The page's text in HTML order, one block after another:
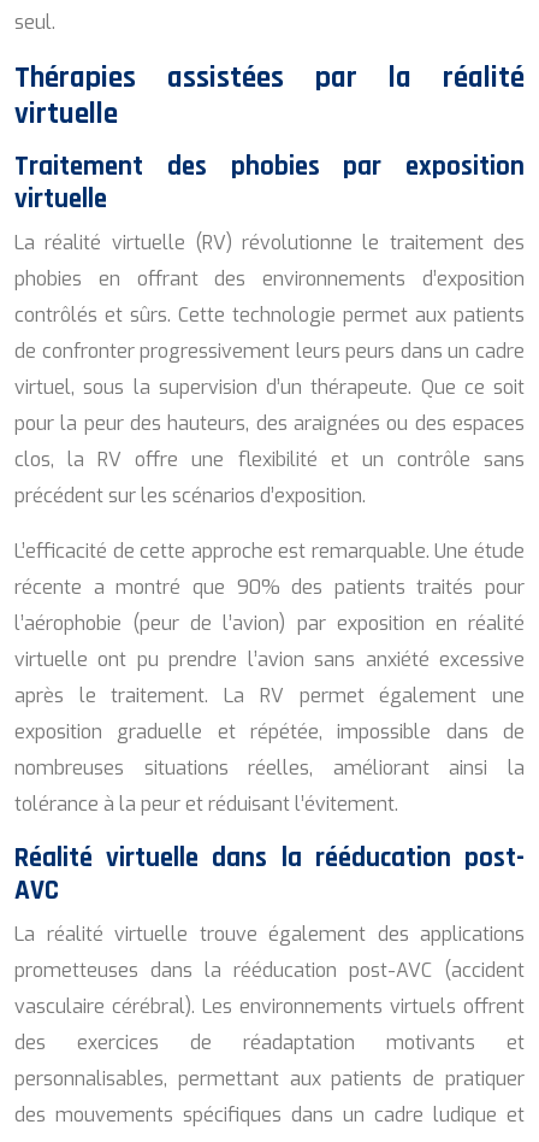
seul.
Thérapies assistées par la réalité
virtuelle
Traitement des phobies par exposition
virtuelle
La réalité virtuelle (RV) révolutionne le traitement des
phobies en offrant des environnements d’exposition
contrôlés et sûrs. Cette technologie permet aux patients
de confronter progressivement leurs peurs dans un cadre
virtuel, sous la supervision d’un thérapeute. Que ce soit
pour la peur des hauteurs, des araignées ou des espaces
clos, la RV offre une flexibilité et un contrôle sans
précédent sur les scénarios d’exposition.
L’efficacité de cette approche est remarquable. Une étude
récente a montré que 90% des patients traités pour
l’aérophobie (peur de l’avion) par exposition en réalité
virtuelle ont pu prendre l’avion sans anxiété excessive
après le traitement. La RV permet également une
exposition graduelle et répétée, impossible dans de
nombreuses situations réelles, améliorant ainsi la
tolérance à la peur et réduisant l’évitement.
Réalité virtuelle dans la rééducation post-
AVC
La réalité virtuelle trouve également des applications
prometteuses dans la rééducation post-AVC (accident
vasculaire cérébral). Les environnements virtuels offrent
des exercices de réadaptation motivants et
personnalisables, permettant aux patients de pratiquer
des mouvements spécifiques dans un cadre ludique et